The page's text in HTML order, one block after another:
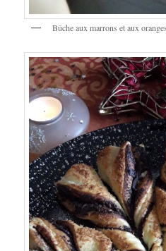
Bûche aux marrons et aux